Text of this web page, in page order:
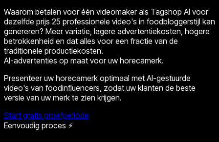
Waarom betalen voor één videomaker als Tagshop AI voor
dezelfde prijs 25 professionele video's in foodbloggerstijl kan
genereren? Meer variatie, lagere advertentiekosten, hogere
betrokkenheid en dat alles voor een fractie van de
traditionele productiekosten.
AI-advertenties op maat voor uw horecamerk.
Presenteer uw horecamerk optimaal met AI-gestuurde
video's van foodinfluencers, zodat uw klanten de beste
versie van uw merk te zien krijgen.
Start gratis proefperiode
Eenvoudig proces ⚡